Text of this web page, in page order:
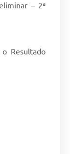
– 2ª
Resultado